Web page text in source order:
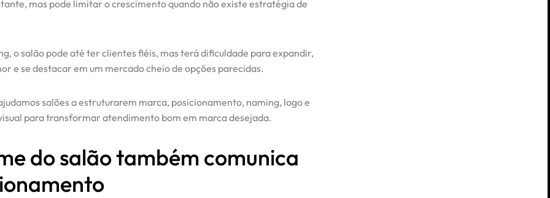
mas pode limitar o crescimento quando não existe estratégia de
o salão pode até ter clientes fiéis, mas terá dificuldade para expandir,
e se destacar em um mercado cheio de opções parecidas.
salões a estruturarem marca, posicionamento, naming, logo e
para transformar atendimento bom em marca desejada.
do salão também comunica